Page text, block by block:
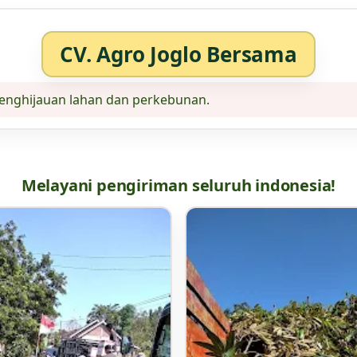
CV. Agro Joglo Bersama
lahan dan perkebunan.
Melayani pengiriman seluruh indonesia!